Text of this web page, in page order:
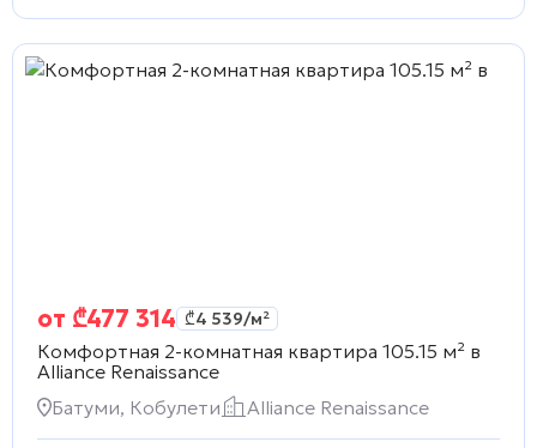
от ₾477 314 ₾4 539/м²
Комфортная 2-комнатная квартира 105.15 м² в
Alliance Renaissance
Батуми, Кобулети
Alliance Renaissance